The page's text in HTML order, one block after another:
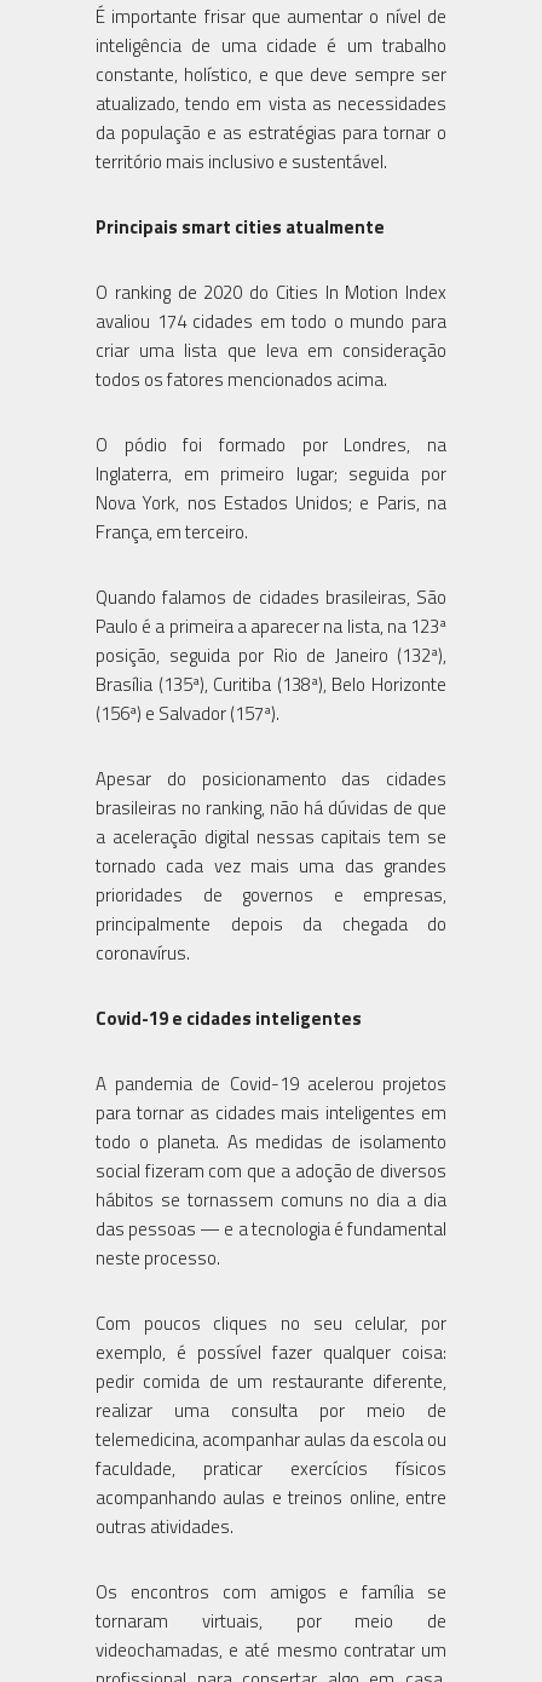
É importante frisar que aumentar o nível de
inteligência de uma cidade é um trabalho
constante, holístico, e que deve sempre ser
atualizado, tendo em vista as necessidades
da população e as estratégias para tornar o
território mais inclusivo e sustentável.
Principais smart cities atualmente
O ranking de 2020 do Cities In Motion Index
avaliou 174 cidades em todo o mundo para
criar uma lista que leva em consideração
todos os fatores mencionados acima.
O pódio foi formado por Londres, na
Inglaterra, em primeiro lugar; seguida por
Nova York, nos Estados Unidos; e Paris, na
França, em terceiro.
Quando falamos de cidades brasileiras, São
Paulo é a primeira a aparecer na lista, na 123ª
posição, seguida por Rio de Janeiro (132ª),
Brasília (135ª), Curitiba (138ª), Belo Horizonte
(156ª) e Salvador (157ª).
Apesar do posicionamento das cidades
brasileiras no ranking, não há dúvidas de que
a aceleração digital nessas capitais tem se
tornado cada vez mais uma das grandes
prioridades de governos e empresas,
principalmente depois da chegada do
coronavírus.
Covid-19 e cidades inteligentes
A pandemia de Covid-19 acelerou projetos
para tornar as cidades mais inteligentes em
todo o planeta. As medidas de isolamento
social fizeram com que a adoção de diversos
hábitos se tornassem comuns no dia a dia
das pessoas — e a tecnologia é fundamental
neste processo.
Com poucos cliques no seu celular, por
exemplo, é possível fazer qualquer coisa:
pedir comida de um restaurante diferente,
realizar uma consulta por meio de
telemedicina, acompanhar aulas da escola ou
faculdade, praticar exercícios físicos
acompanhando aulas e treinos online, entre
outras atividades.
Os encontros com amigos e família se
tornaram virtuais, por meio de
videochamadas, e até mesmo contratar um